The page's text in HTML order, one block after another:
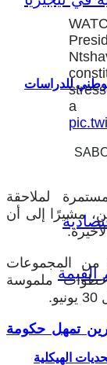
للدراسات
الهيكلية
a
لملاحقة
مشيرًا إلى أن
المجموعات
خطوات ملموسة
تمهل حكومة